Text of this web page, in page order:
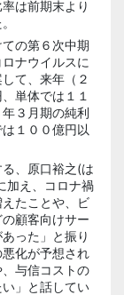
は前期末より
の第６次中期
ナウイルスに
て、来年（２
単体では１１
３月期の純利
１００億円以
、原口裕之(は
加え、コロナ禍
たことや、ビ
顧客向けサー
った」と振り
化が予想され
与信コストの
」と話してい